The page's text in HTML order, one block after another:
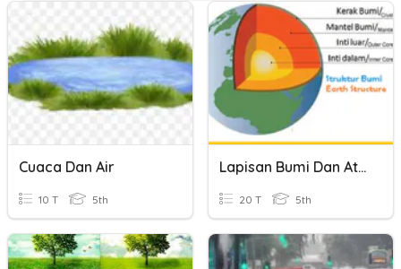
Cuaca Dan Air
10 T 5th
Lapisan Bumi Dan Atmosfer
20 T 5th